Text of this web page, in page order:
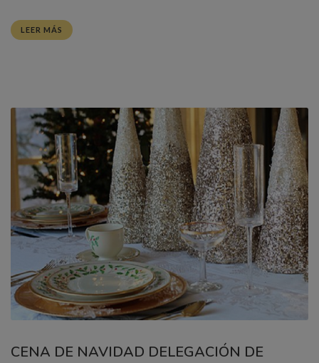
LEER MÁS
CENA DE NAVIDAD DELEGACIÓN DE